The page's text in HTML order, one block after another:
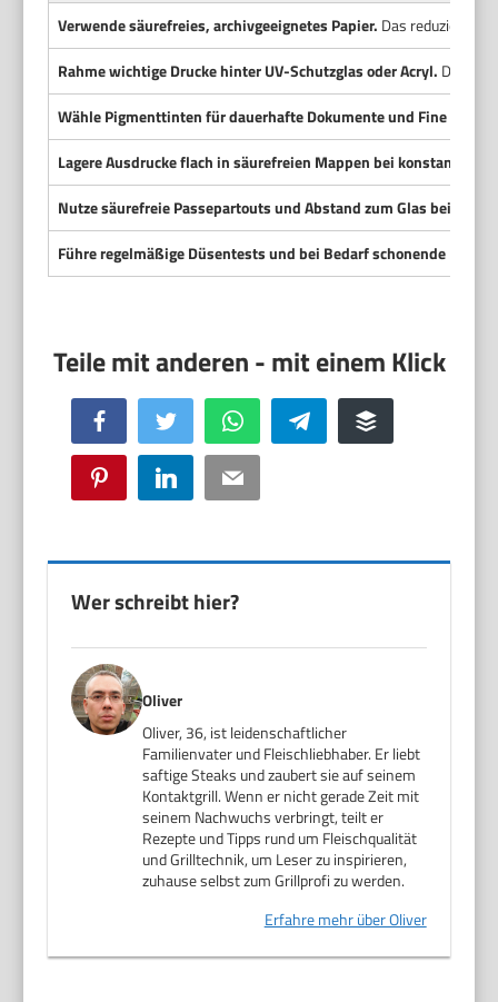
Verwende säurefreies, archivgeeignetes Papier. Das reduziert
Rahme wichtige Drucke hinter UV-Schutzglas oder Acryl. Das
Wähle Pigmenttinten für dauerhafte Dokumente und Fine Art.
Lagere Ausdrucke flach in säurefreien Mappen bei konstanter
Nutze säurefreie Passepartouts und Abstand zum Glas beim
Führe regelmäßige Düsentests und bei Bedarf schonende
Facebook Twitter WhatsApp Telegram Buffer
Pinterest LinkedIn Email
Wer schreibt hier?
Oliver
Oliver, 36, ist leidenschaftlicher
Familienvater und Fleischliebhaber. Er liebt
saftige Steaks und zaubert sie auf seinem
Kontaktgrill. Wenn er nicht gerade Zeit mit
seinem Nachwuchs verbringt, teilt er
Rezepte und Tipps rund um Fleischqualität
und Grilltechnik, um Leser zu inspirieren,
zuhause selbst zum Grillprofi zu werden.
Erfahre mehr über Oliver